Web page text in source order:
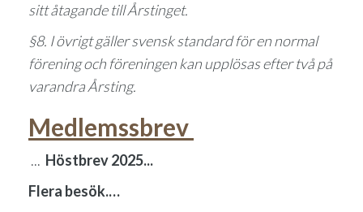
sitt åtagande till Årstinget.
§8. I övrigt gäller svensk standard för en normal
förening och föreningen kan upplösas efter två på
varandra Årsting.
Medlemssbrev
... Höstbrev 2025...
Flera besök.…